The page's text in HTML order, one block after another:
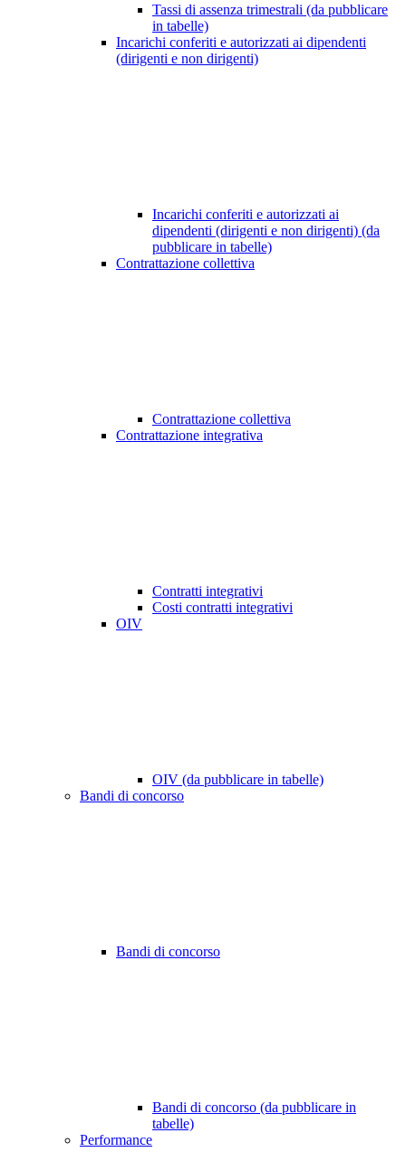
Tassi di assenza trimestrali (da pubblicare
in tabelle)
Incarichi conferiti e autorizzati ai dipendenti
(dirigenti e non dirigenti)
Incarichi conferiti e autorizzati ai
dipendenti (dirigenti e non dirigenti) (da
pubblicare in tabelle)
Contrattazione collettiva
Contrattazione collettiva
Contrattazione integrativa
Contratti integrativi
Costi contratti integrativi
OIV
OIV (da pubblicare in tabelle)
Bandi di concorso
Bandi di concorso
Bandi di concorso (da pubblicare in
tabelle)
Performance